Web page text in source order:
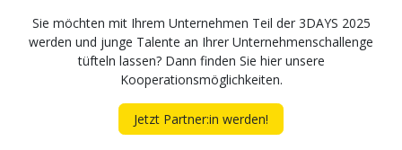
Sie möchten mit Ihrem Unternehmen Teil der 3DAYS 2025
werden und junge Talente an Ihrer Unternehmenschallenge
tüfteln lassen? Dann finden Sie hier unsere
Kooperationsmöglichkeiten.
Jetzt Partner:in werden!